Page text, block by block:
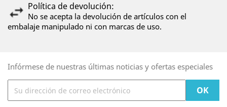
Política de devolución:
No se acepta la devolución de artículos con el
embalaje manipulado ni con marcas de uso.
Infórmese de nuestras últimas noticias y ofertas especiales